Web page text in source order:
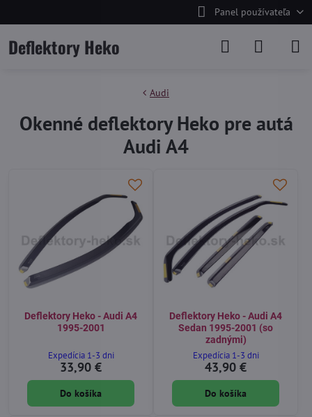
Panel používateľa
Deflektory Heko
Audi
Okenné deflektory Heko pre autá
Audi A4
Deflektory Heko - Audi A4
1995-2001
Expedícia 1-3 dni
33,90 €
Do košíka
Deflektory Heko - Audi A4
Sedan 1995-2001 (so
zadnými)
Expedícia 1-3 dni
43,90 €
Do košíka